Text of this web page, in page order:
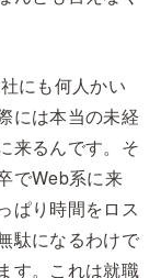
にも何人かい
には本当の未経
来るんです。そ
でWeb系に来
ぱり時間をロス
駄になるわけで
す。これは就職